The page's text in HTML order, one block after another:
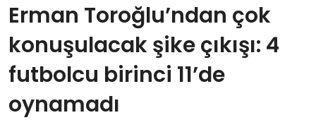
Erman Toroğlu’ndan çok
konuşulacak şike çıkışı: 4
futbolcu birinci 11’de
oynamadı